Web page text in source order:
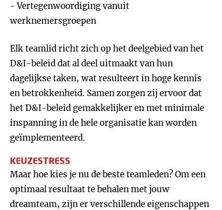
- Vertegenwoordiging vanuit
werknemersgroepen
Elk teamlid richt zich op het deelgebied van het
D&I-beleid dat al deel uitmaakt van hun
dagelijkse taken, wat resulteert in hoge kennis
en betrokkenheid. Samen zorgen zij ervoor dat
het D&I-beleid gemakkelijker en met minimale
inspanning in de hele organisatie kan worden
geïmplementeerd.
KEUZESTRESS
Maar hoe kies je nu de beste teamleden? Om een
optimaal resultaat te behalen met jouw
dreamteam, zijn er verschillende eigenschappen